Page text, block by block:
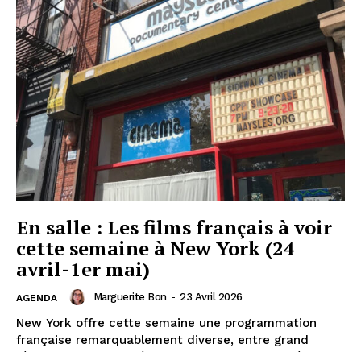
En salle : Les films français à voir
cette semaine à New York (24
avril-1er mai)
AGENDA Marguerite Bon - 23 Avril 2026
New York offre cette semaine une programmation
française remarquablement diverse, entre grand